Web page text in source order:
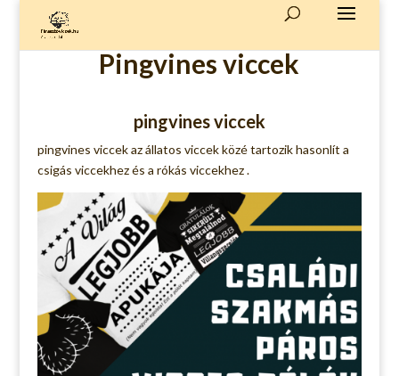
Pingvines viccek
pingvines viccek
pingvines viccek azállatos viccekközé tartozik hasonlít a
csigás viccekhezés arókás viccekhez.